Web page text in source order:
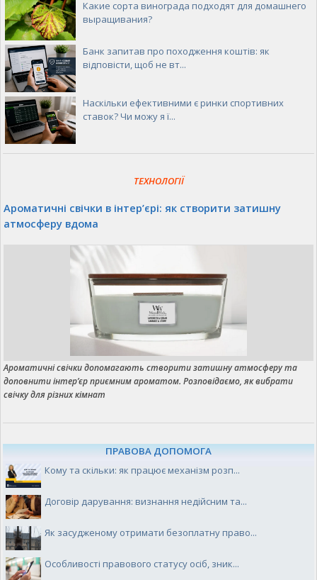
Какие сорта винограда подходят для домашнего
выращивания?
Банк запитав про походження коштів: як
відповісти, щоб не вт...
Наскільки ефективними є ринки спортивних
ставок? Чи можу я ї...
ТЕХНОЛОГІЇ
Ароматичні свічки в інтер’єрі: як створити затишну
атмосферу вдома
Ароматичні свічки допомагають створити затишну атмосферу та
доповнити інтер’єр приємним ароматом. Розповідаємо, як вибрати
свічку для різних кімнат
ПРАВОВА ДОПОМОГА
Кому та скільки: як працює механізм розп...
Договір дарування: визнання недійсним та...
Як засудженому отримати безоплатну право...
Особливості правового статусу осіб, зник...